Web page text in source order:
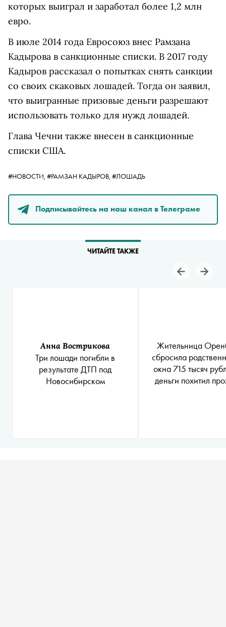
которых выиграл и заработал более 1,2 млн
евро.
В июле 2014 года Евросоюз внес Рамзана
Кадырова в санкционные списки. В 2017 году
Кадыров рассказал о попытках снять санкции
со своих скаковых лошадей. Тогда он заявил,
что выигранные призовые деньги разрешают
использовать только для нужд лошадей.
Глава Чечни также внесен в санкционные
списки США.
#НОВОСТИ, #РАМЗАН КАДЫРОВ, #ЛОШАДЬ
Подписывайтесь на наш канал в Телеграме
ЧИТАЙТЕ ТАКЖЕ
Анна Вострикова
Три лошади погибли в
результате ДТП под
Новосибирском
Жительница
сбросила
окна 715 тысяч
деньги похитил